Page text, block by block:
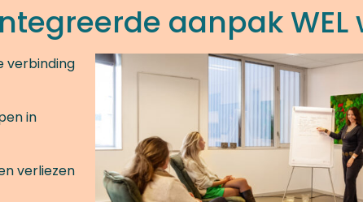
aanpak WEL
verbinding
in
verliezen